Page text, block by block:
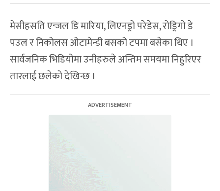
मेसीहसति एन्जल डि मारिया, लिएनड्रो परेडेस, रोड्रिगो डे
पउल र निकोलस ओटामेन्डी बसको टपमा बसेका थिए ।
सार्वजनिक भिडियोमा उनीहरुले अन्तिम समयमा निहुरिएर
तारलाई छलेको देखिन्छ ।